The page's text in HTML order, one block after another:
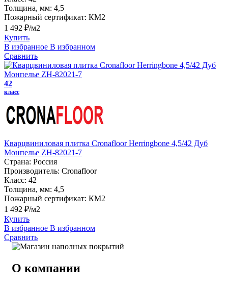
Толщина, мм: 4,5
Пожарный сертификат: КМ2
1 492 ₽/м2
Купить
В избранное В избранном
Сравнить
42
класс
Кварцвиниловая плитка Cronafloor Herringbone 4,5/42 Дуб
Монпелье ZH-82021-7
Страна: Россия
Производитель: Cronafloor
Класс: 42
Толщина, мм: 4,5
Пожарный сертификат: КМ2
1 492 ₽/м2
Купить
В избранное В избранном
Сравнить
О компании